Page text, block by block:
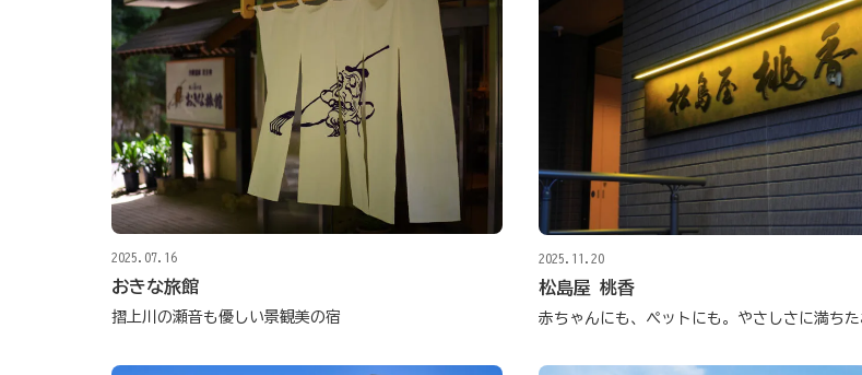
2025.07.16
おきな旅館
摺上川の瀬音も優しい景観美の宿
2025.11.20
松島屋 桃香